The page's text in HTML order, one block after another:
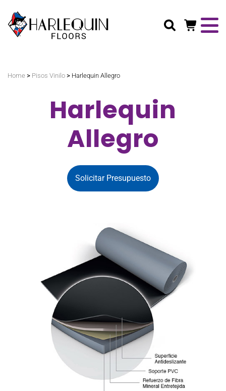
Home > Pisos Vinilo > Harlequin Allegro
Harlequin
Allegro
Solicitar Presupuesto